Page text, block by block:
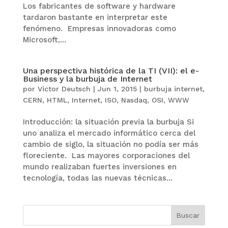
Los fabricantes de software y hardware
tardaron bastante en interpretar este
fenómeno. Empresas innovadoras como
Microsoft,...
Una perspectiva histórica de la TI (VII): el e-
Business y la burbuja de Internet
por Victor Deutsch | Jun 1, 2015| burbuja internet,
CERN, HTML, Internet, ISO, Nasdaq, OSI, WWW
Introducción: la situación previa la burbuja Si
uno analiza el mercado informático cerca del
cambio de siglo, la situación no podía ser más
floreciente. Las mayores corporaciones del
mundo realizaban fuertes inversiones en
tecnología, todas las nuevas técnicas...